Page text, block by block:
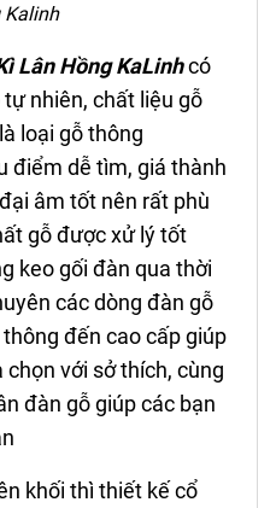
Kalinh
Lân HồngKaLinhcó
nhiên, chất liệu gỗ
loại gỗ thông
điểm dễ tìm, giá thành
âm tốt nên rất phù
gỗ được xử lý tốt
keo gối đàn qua thời
các dòng đàn gỗ
đến cao cấp giúp
với sở thích, cùng
đàn gỗ giúp các bạn
khối thì thiết kế cổ